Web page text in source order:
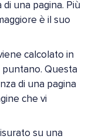
una pagina. Più
è il suo
calcolato in
puntano. Questa
di una pagina
che vi
su una